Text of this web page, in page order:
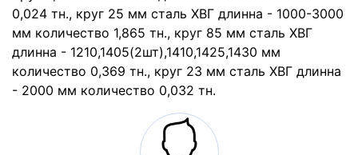
0,024 тн., круг 25 мм сталь ХВГ длинна - 1000-3000
мм количество 1,865 тн., круг 85 мм сталь ХВГ
длинна - 1210,1405(2шт),1410,1425,1430 мм
количество 0,369 тн., круг 23 мм сталь ХВГ длинна
- 2000 мм количество 0,032 тн.